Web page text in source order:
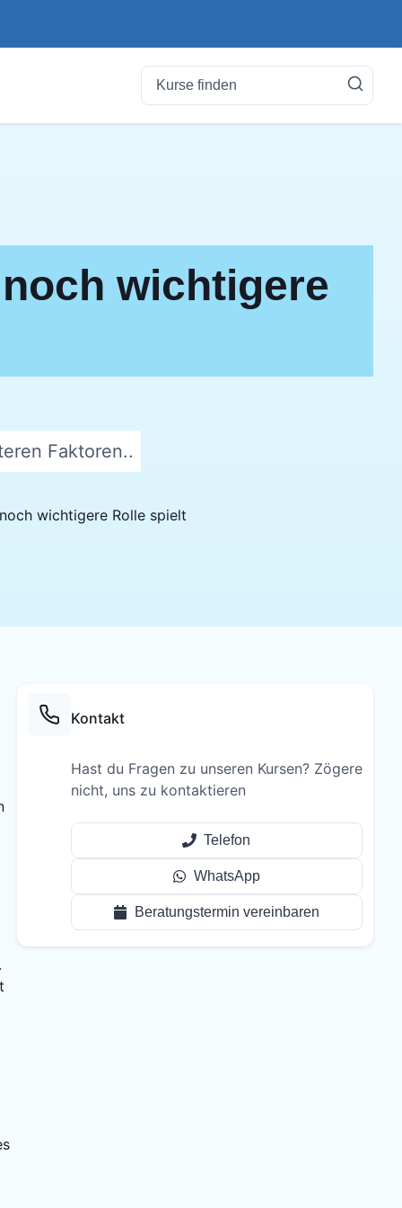
wichtigere
Faktoren..
wichtigere Rolle spielt
Kontakt
Hast du Fragen zu unseren Kursen? Zögere
nicht, uns zu kontaktieren
Telefon
WhatsApp
Beratungstermin vereinbaren